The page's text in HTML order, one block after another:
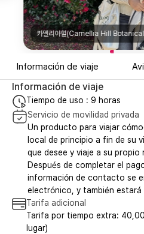
성이시돌 목장(St. Isidore
Información de viaje
Información de viaje
Tiempo de uso : 9 horas
Servicio de movilidad privada
Un producto para viajar
local de principio a fin de su
que desee y viaje a su propio
Después de completar el
información de contacto se
electrónico, y también estará
Tarifa adicional
Tarifa por tiempo extra:
lugar)